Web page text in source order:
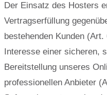
Der Einsatz des Hosters
Vertragserfüllung
bestehenden Kunden
Interesse einer sicheren,
Bereitstellung unseres
professionellen Anbieter